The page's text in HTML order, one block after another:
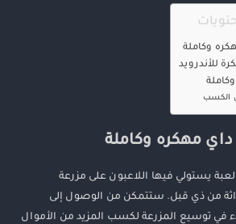
وكاملة
للأندرويد
الكسب
مهكره وكاملة
يستولي فيها اللاعبون على مزرعة
من ذي قبل. ستتمكن من الوصول إلى
في توسيع المزرعة لكسب المزيد من الأموال